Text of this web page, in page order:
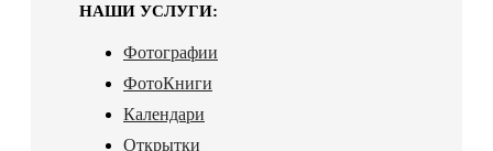
НАШИ УСЛУГИ:
Фотографии
ФотоКниги
Календари
Открытки